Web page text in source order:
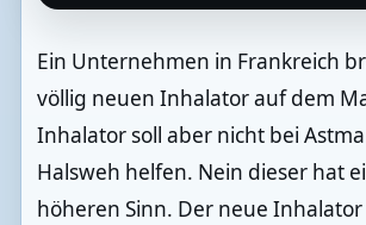
Ein Unternehmen in Frankreich
völlig neuen Inhalator auf dem
Inhalator soll aber nicht bei
Halsweh helfen. Nein dieser hat
höheren Sinn. Der neue Inhalator